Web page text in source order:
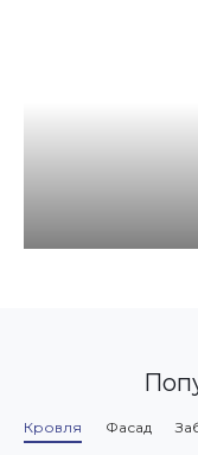
Кровля Фасад